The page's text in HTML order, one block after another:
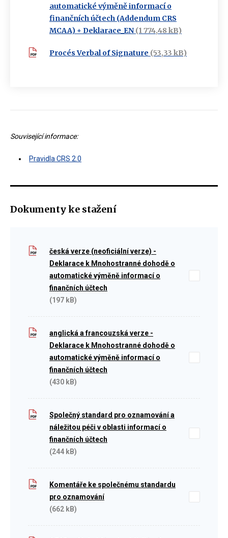
automatické výměně informací o
finančních účtech (Addendum CRS
MCAA) + Deklarace_EN (1 774,48 kB)
Procés Verbal of Signature (53,33 kB)
Související informace:
Pravidla CRS 2.0
Dokumenty ke stažení
česká verze (neoficiální verze) -
Deklarace k Mnohostranné dohodě o
automatické výměně informací o
finančních účtech
(197 kB)
anglická a francouzská verze -
Deklarace k Mnohostranné dohodě o
automatické výměně informací o
finančních účtech
(430 kB)
Společný standard pro oznamování a
náležitou péči v oblasti informací o
finančních účtech
(244 kB)
Komentáře ke společnému standardu
pro oznamování
(662 kB)